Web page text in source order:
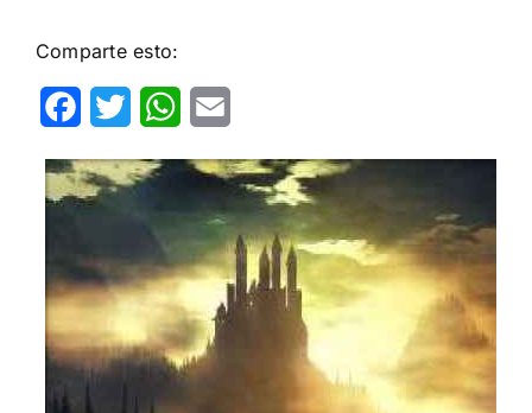
Comparte esto:
Facebook
Twitter WhatsApp